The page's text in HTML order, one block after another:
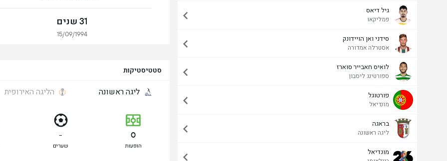
גיל דיאס
פמליקאו
סידני ואן הויידונק
אסטרלה אמדורה
לואיס חאבייר סוארז
ספורטינג ליסבון
פורטוגל
מונדיאל
בראגה
ליגה ראשונה
מונדיאל
31 שנים
15/09/1994
סטטיסטיקות
ליגה ראשונה הליגה האירופית
0
הופעות
-
שערים